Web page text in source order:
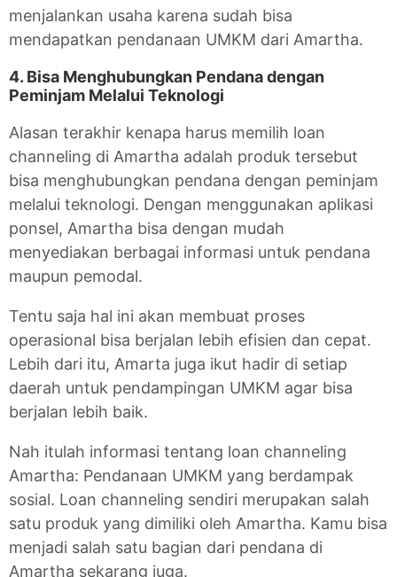
menjalankan usaha karena sudah bisa
mendapatkan pendanaan UMKM dari Amartha.
4. Bisa Menghubungkan Pendana dengan
Peminjam Melalui Teknologi
Alasan terakhir kenapa harus memilih loan
channeling di Amartha adalah produk tersebut
bisa menghubungkan pendana dengan peminjam
melalui teknologi. Dengan menggunakan aplikasi
ponsel, Amartha bisa dengan mudah
menyediakan berbagai informasi untuk pendana
maupun pemodal.
Tentu saja hal ini akan membuat proses
operasional bisa berjalan lebih efisien dan cepat.
Lebih dari itu, Amarta juga ikut hadir di setiap
daerah untuk pendampingan UMKM agar bisa
berjalan lebih baik.
Nah itulah informasi tentang loan channeling
Amartha: Pendanaan UMKM yang berdampak
sosial. Loan channeling sendiri merupakan salah
satu produk yang dimiliki oleh Amartha. Kamu bisa
menjadi salah satu bagian dari pendana di
Amartha sekarang juga.